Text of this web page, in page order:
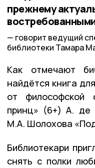
прежнему
говорит ведущий
библиотеки Тамара
Как отмечают
найдётся книга
от философской
принц» (6+) А. де
М.А. Шолохова
Библиотекари
снять с полки